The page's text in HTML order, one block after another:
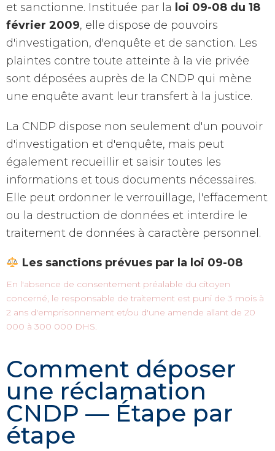
et sanctionne. Instituée par la loi 09-08 du 18
février 2009, elle dispose de pouvoirs
d'investigation, d'enquête et de sanction. Les
plaintes contre toute atteinte à la vie privée
sont déposées auprès de la CNDP qui mène
une enquête avant leur transfert à la justice.
La CNDP dispose non seulement d'un pouvoir
d'investigation et d'enquête, mais peut
également recueillir et saisir toutes les
informations et tous documents nécessaires.
Elle peut ordonner le verrouillage, l'effacement
ou la destruction de données et interdire le
traitement de données à caractère personnel.
Les sanctions prévues par la loi 09-08
En l'absence de consentement préalable du citoyen
concerné, le responsable de traitement est puni de 3 mois à
2 ans d'emprisonnement et/ou d'une amende allant de 20
000 à 300 000 DHS.
Comment déposer
une réclamation
CNDP — Étape par
étape